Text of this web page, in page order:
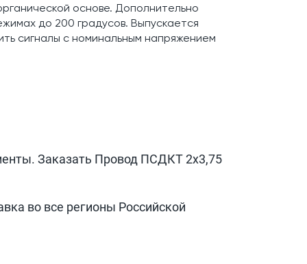
основе. Дополнительно
до 200 градусов. Выпускается
сигналы с номинальным напряжением
Заказать Провод ПСДКТ 2x3,75
во все регионы Российской